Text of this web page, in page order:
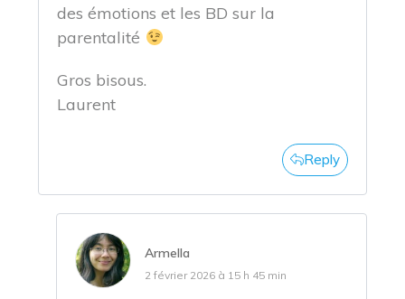
des émotions et les BD sur la
parentalité
Gros bisous.
Laurent
Reply
Armella
2 février 2026 à 15 h 45 min